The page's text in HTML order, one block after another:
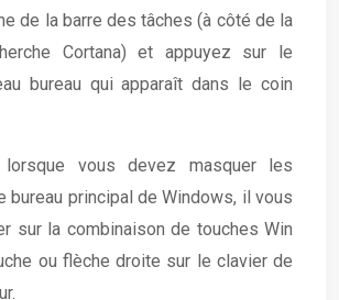
de la barre des tâches (à côté de la
Cortana) et appuyez sur le
bureau qui apparaît dans le coin
vous devez masquer les
bureau principal de Windows, il vous
sur la combinaison de touches Win
ou flèche droite sur le clavier de